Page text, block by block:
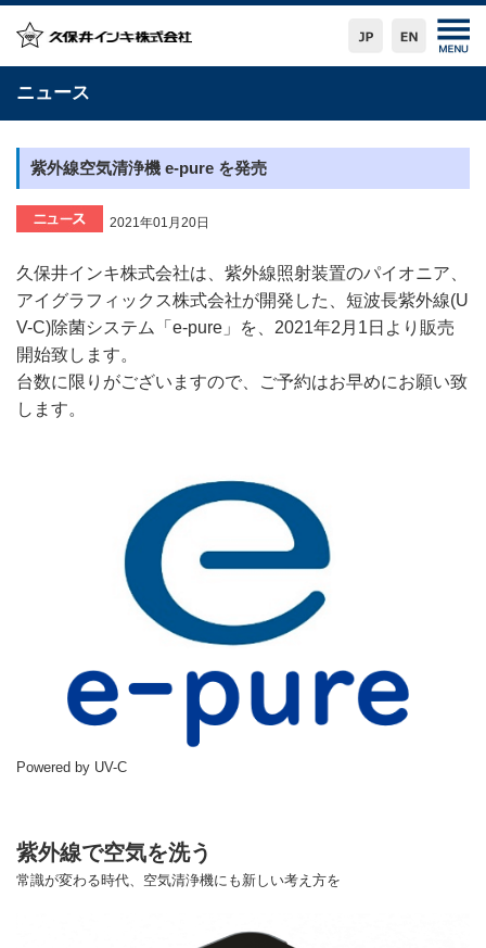
ニュース
紫外線空気清浄機 e-pure を発売
2021年01月20日
久保井インキ株式会社は、紫外線照射装置のパイオニア、
アイグラフィックス株式会社が開発した、短波長紫外線(U
V-C)除菌システム「e-pure」を、2021年2月1日より販売
開始致します。
台数に限りがございますので、ご予約はお早めにお願い致
します。
Powered by UV-C
紫外線で空気を洗う
常識が変わる時代、空気清浄機にも新しい考え方を